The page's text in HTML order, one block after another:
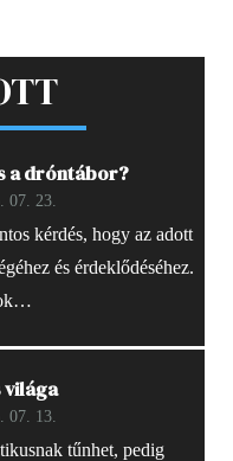
a dróntábor?
07. 23.
kérdés, hogy az adott
és érdeklődéséhez.
világa
07. 13.
tűnhet, pedig